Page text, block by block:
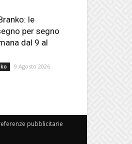
le
per segno
dal 9 al
9 Agosto 2026
pubblicitarie